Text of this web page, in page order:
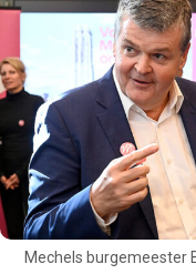
Mechels burgemeester